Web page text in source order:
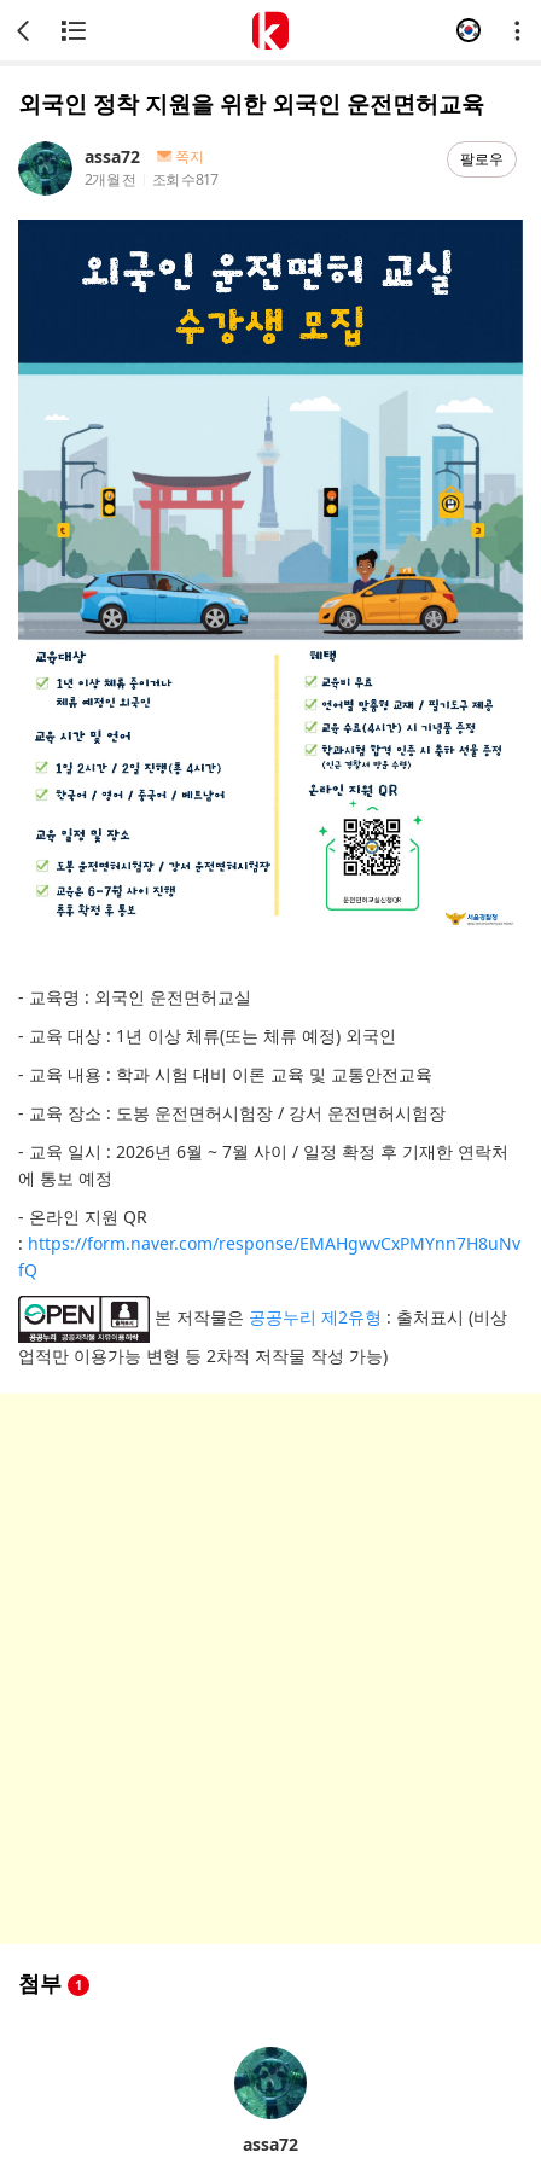
외국인 정착 지원을 위한 외국인 운전면허교육
assa72
쪽지
2개월 전
조회 수817
팔로우
- 교육명 : 외국인 운전면허교실
- 교육 대상 : 1년 이상 체류(또는 체류 예정) 외국인
- 교육 내용 : 학과 시험 대비 이론 교육 및 교통안전교육
- 교육 장소 : 도봉 운전면허시험장 / 강서 운전면허시험장
- 교육 일시 : 2026년 6월 ~ 7월 사이 / 일정 확정 후 기재한 연락처
에 통보 예정
- 온라인 지원 QR
: https://form.naver.com/response/EMAHgwvCxPMYnn7H8uNv
fQ
본 저작물은 공공누리 제2유형 : 출처표시 (비상
업적만 이용가능 변형 등 2차적 저작물 작성 가능)
첨부 1
assa72